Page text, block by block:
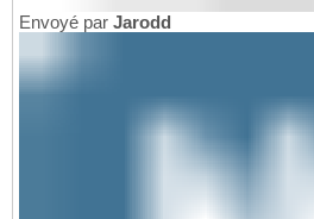
Envoyé par Jarodd